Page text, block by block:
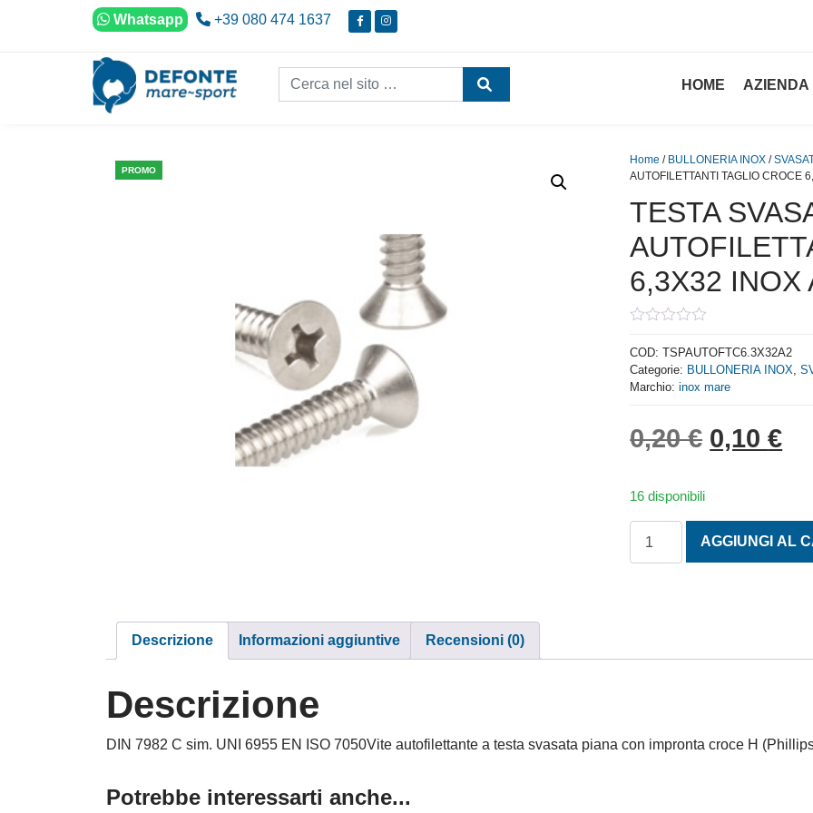
Vai al contenuto
Whatsapp +39 080 474 1637
Cerca nel sito...
HOME AZIENDA
PROMO
Home / BULLONERIA INOX /
AUTOFILETTANTI TAGLIO CROCE
TESTA
6,3X32 INOX
out
of
5
COD:TSPAUTOFTC6.3X32A2
Categorie: BULLONERIA INOX,
Marchio:inox mare
0,20€ Il
0,10€Il
16 disponibili
AGGIUNGI AL
Descrizione Informazioni aggiuntive Recensioni (0)
Descrizione
DIN 7982 C sim. UNI 6955 EN ISO 7050Vite autofilettante a testa svasata piana con impronta croce H
Potrebbe interessarti anche...